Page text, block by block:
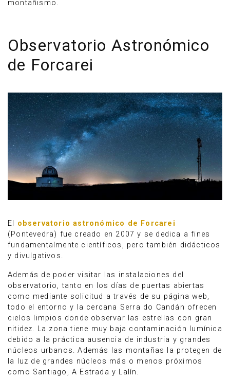
montañismo.
Observatorio Astronómico
de Forcarei
El observatorio astronómico de Forcarei
(Pontevedra) fue creado en 2007 y se dedica a fines
fundamentalmente científicos, pero también didácticos
y divulgativos.
Además de poder visitar las instalaciones del
observatorio, tanto en los días de puertas abiertas
como mediante solicitud a través de su página web,
todo el entorno y la cercana Serra do Candán ofrecen
cielos limpios donde observar las estrellas con gran
nitidez. La zona tiene muy baja contaminación lumínica
debido a la práctica ausencia de industria y grandes
núcleos urbanos. Además las montañas la protegen de
la luz de grandes núcleos más o menos próximos
como Santiago, A Estrada y Lalín.